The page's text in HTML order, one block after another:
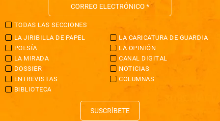
TODAS LAS SECCIONES
LA JIRIBILLA DE PAPEL
LA CARICATURA DE GUARDIA
POESÍA
LA OPINIÓN
LA MIRADA
CANAL DIGITAL
DOSSIER
NOTICIAS
ENTREVISTAS
COLUMNAS
BIBLIOTECA
SUSCRÍBETE